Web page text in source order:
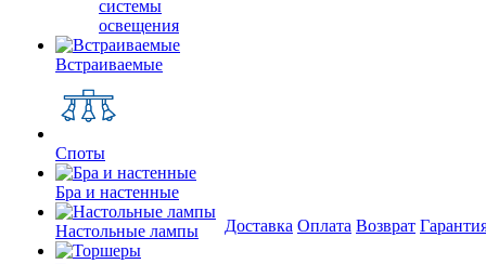
системы
освещения
Встраиваемые
Споты
Бра и настенные
Настольные лампы Доставка Оплата Возврат